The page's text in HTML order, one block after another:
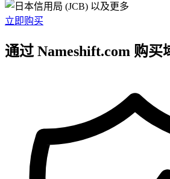
以及更多
立即购买
通过 Nameshift.com 购买